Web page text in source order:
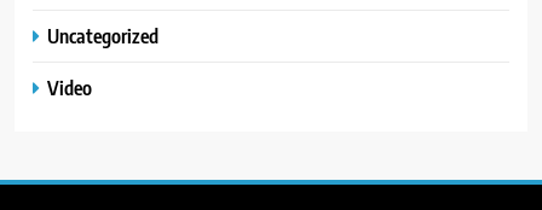
Uncategorized
Video